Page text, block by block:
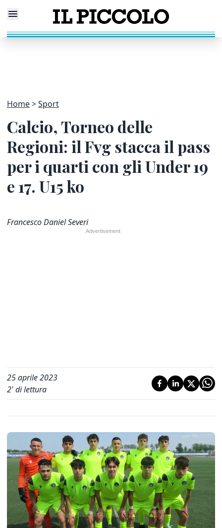
Home Sport
Calcio, Torneo delle
Regioni: il Fvg stacca il pass
per i quarti con gli Under 19
e 17. U15 ko
Francesco Daniel Severi
25 aprile 2023
2' di lettura